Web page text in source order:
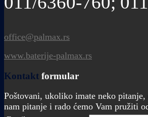
office@palmax.rs
www.baterije-palmax.rs
Kontakt formular
Poštovani, ukoliko imate neko
nam pitanje i rado ćemo Vam pružiti